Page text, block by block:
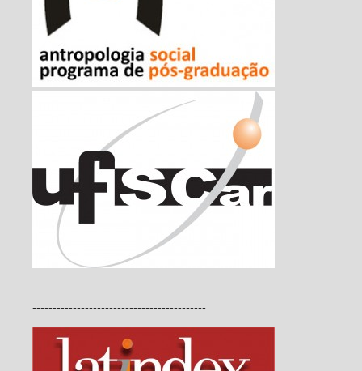
-------------------------------------------------------------------------
-------------------------------------------